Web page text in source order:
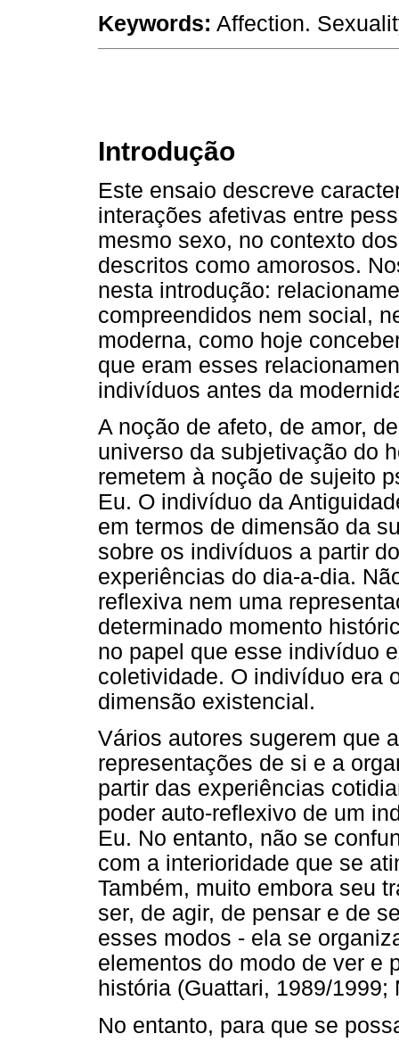
Keywords: Affection.
Introdução
Este ensaio descreve
interações afetivas entre
mesmo sexo, no contexto
descritos como amorosos.
nesta introdução:
compreendidos nem social,
moderna, como hoje
que eram esses
indivíduos antes da
A noção de afeto, de amor,
universo da subjetivação do
remetem à noção de sujeito
Eu. O indivíduo da
em termos de dimensão da
sobre os indivíduos a partir
experiências do dia-a-dia.
reflexiva nem uma
determinado momento
no papel que esse indivíduo
coletividade. O indivíduo era
dimensão existencial.
Vários autores sugerem que
representações de si e a
partir das experiências
poder auto-reflexivo de um
Eu. No entanto, não se
com a interioridade que se
Também, muito embora seu
ser, de agir, de pensar e de
esses modos - ela se
elementos do modo de ver e
história (Guattari, 1989/
No entanto, para que se